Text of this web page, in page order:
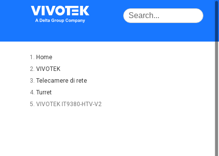
Home
VIVOTEK
Telecamere di rete
Turret
VIVOTEK IT9380-HTV-V2